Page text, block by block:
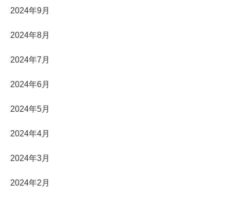
2024年9月
2024年8月
2024年7月
2024年6月
2024年5月
2024年4月
2024年3月
2024年2月